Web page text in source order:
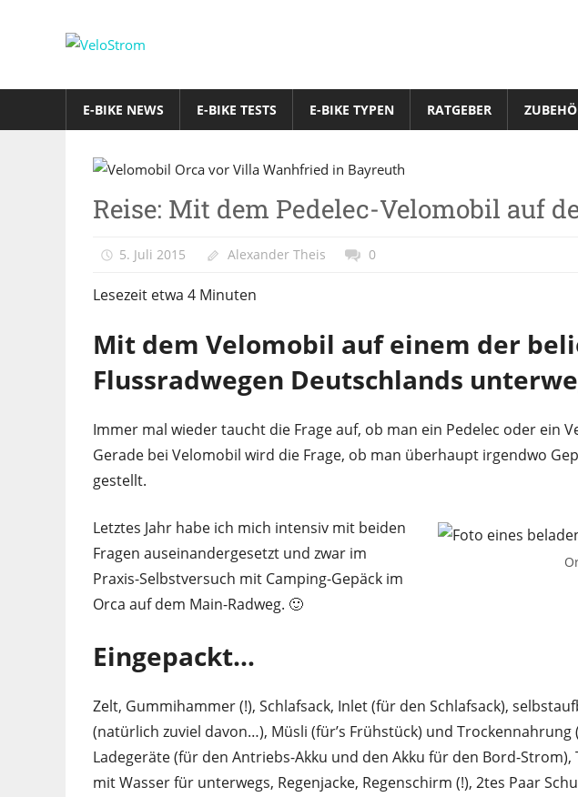
Online-
E-BIKE NEWS E-BIKE TESTS E-BIKE TYPEN RATGEBER
Typen
&
Reise: Mit dem Pedelec-Velomobil auf
5. Juli 2015 Alexander Theis 0
Lesezeit etwa 4 Minuten
Mit dem Velomobil auf einem der
Flussradwegen Deutschlands
Immer mal wieder taucht die Frage auf, ob man ein Pedelec oder ein
Gerade bei Velomobil wird die Frage, ob man überhaupt irgendwo
gestellt.
Letztes Jahr habe ich mich intensiv mit beiden
Fragen auseinandergesetzt und zwar im
Praxis-Selbstversuch mit Camping-Gepäck im
Orca auf dem Main-Radweg. 🙂
Eingepackt…
Zelt, Gummihammer (!), Schlafsack, Inlet (für den Schlafsack),
(natürlich zuviel davon…), Müsli (für’s Frühstück) und Trockennahrung
Ladegeräte (für den Antriebs-Akku und den Akku für den Bord-Strom),
mit Wasser für unterwegs, Regenjacke, Regenschirm (!), 2tes Paar